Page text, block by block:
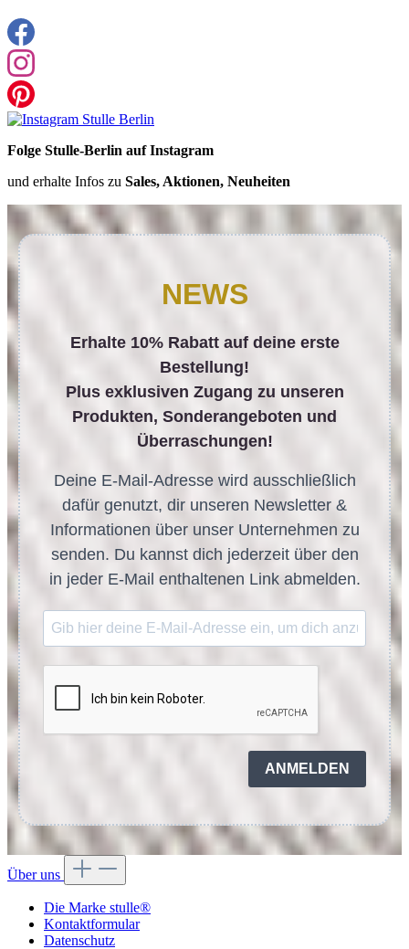
Folge Stulle-Berlin auf Instagram
und erhalte Infos zu Sales, Aktionen, Neuheiten
NEWS
Erhalte 10% Rabatt auf deine erste
Bestellung!
Plus exklusiven Zugang zu unseren
Produkten, Sonderangeboten und
Überraschungen!
Deine E-Mail-Adresse wird ausschließlich
dafür genutzt, dir unseren Newsletter &
Informationen über unser Unternehmen zu
senden. Du kannst dich jederzeit über den
in jeder E-Mail enthaltenen Link abmelden.
ANMELDEN
Über uns
Die Marke stulle®
Kontaktformular
Datenschutz